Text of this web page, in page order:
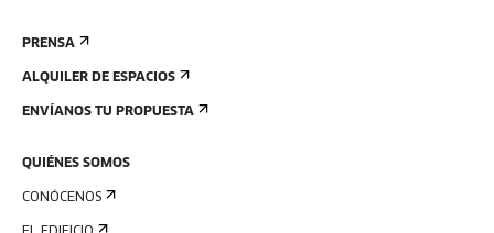
PRENSA
ALQUILER DE ESPACIOS
ENVÍANOS TU PROPUESTA
QUIÉNES SOMOS
CONÓCENOS